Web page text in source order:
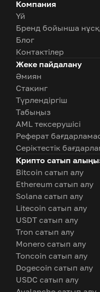
Компания
Үй
Бренд бойынша
Блог
Контактілер
Жеке пайдалану
Әмиян
Стакинг
Түрлендіргіш
Табыңыз
AML тексерушісі
Реферат
Серіктестік
Крипто сатып
Bitcoin сатып алу
Ethereum сатып алу
Solana сатып алу
Litecoin сатып алу
USDT сатып алу
Tron сатып алу
Monero сатып алу
Toncoin сатып алу
Dogecoin сатып алу
USDC сатып алу